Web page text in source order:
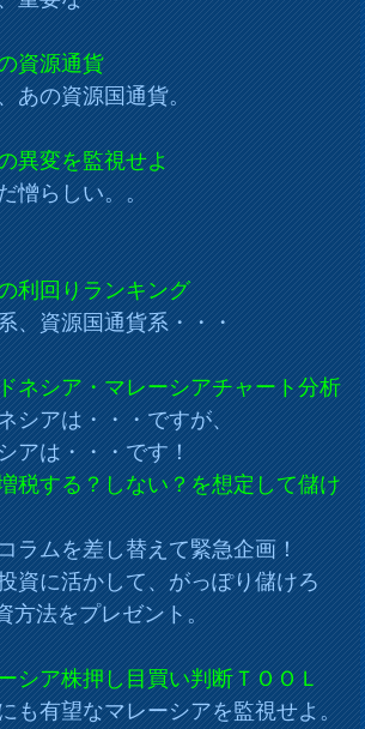
源通貨
資源国通貨。
変を監視せよ
しい。。
回りランキング
源国通貨系・・・
シア・マレーシアチャート分析
は・・・ですが、
・・・です！
する？しない？を想定して儲け
差し替えて緊急企画！
かして、がっぽり儲けろ
をプレゼント。
ア株押し目買い判断ＴＯＯＬ
有望なマレーシアを監視せよ。